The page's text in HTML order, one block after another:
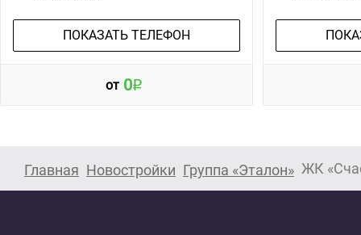
ПОКАЗАТЬ ТЕЛЕФОН
от 0
Главная Новостройки Группа «Эталон» ЖК